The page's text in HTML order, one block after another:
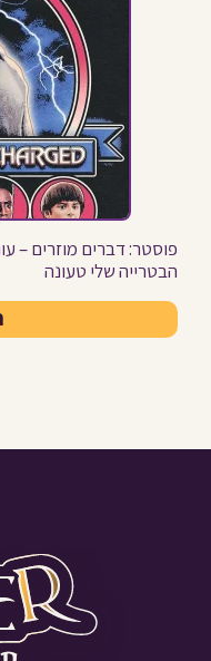
הבטרייה שלי טעונה